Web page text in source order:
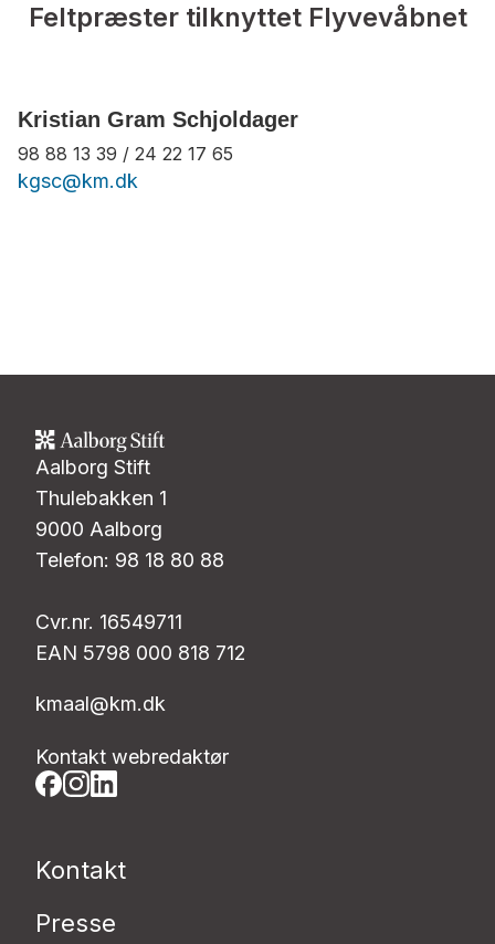
Feltpræster tilknyttet Flyvevåbnet
Kristian Gram Schjoldager
98 88 13 39 / 24 22 17 65
kgsc@km.dk
Aalborg Stift
Thulebakken 1
9000 Aalborg
Telefon: 98 18 80 88
Cvr.nr. 16549711
EAN 5798 000 818 712
kmaal@km.dk
Kontakt webredaktør
Kontakt
Presse